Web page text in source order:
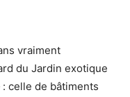
vraiment
du Jardin exotique
celle de bâtiments